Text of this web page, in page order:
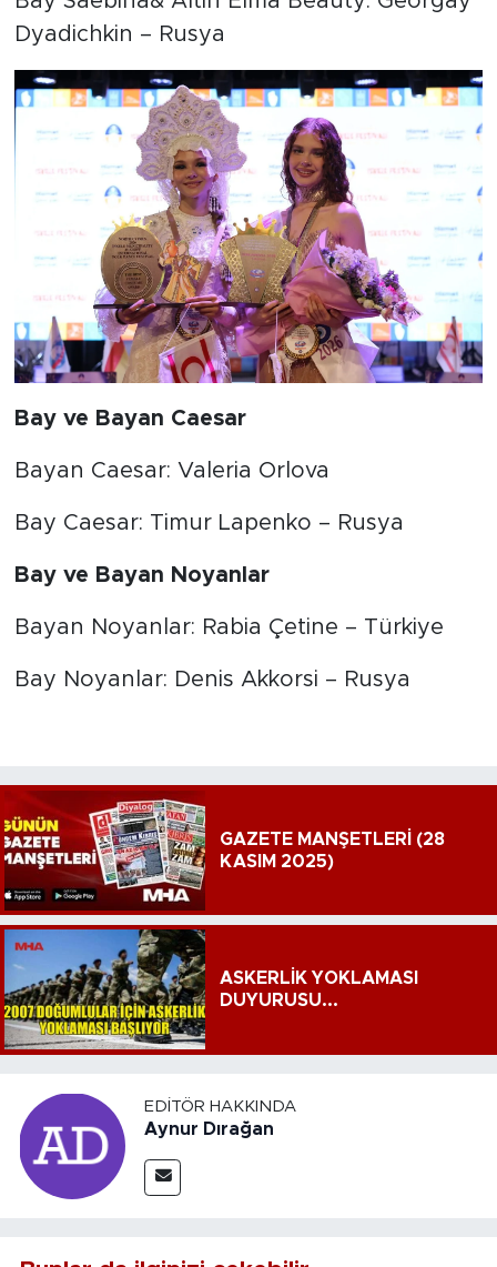
Dyadichkin – Rusya
Bay ve Bayan Caesar
Bayan Caesar: Valeria Orlova
Bay Caesar: Timur Lapenko – Rusya
Bay ve Bayan Noyanlar
Bayan Noyanlar: Rabia Çetine – Türkiye
Bay Noyanlar: Denis Akkorsi – Rusya
GAZETE MANŞETLERİ (28
KASIM 2025)
ASKERLİK YOKLAMASI
DUYURUSU...
EDITÖR HAKKINDA
Aynur Dırağan